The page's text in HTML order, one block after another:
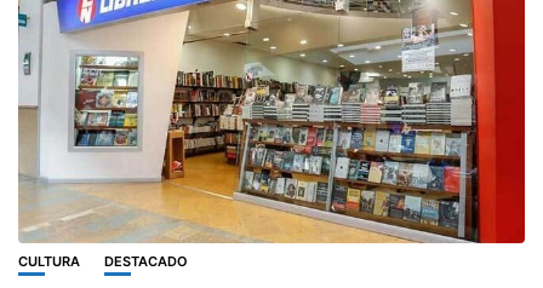
CULTURA DESTACADO